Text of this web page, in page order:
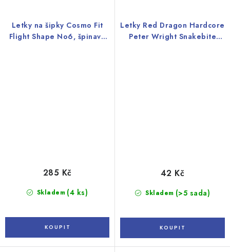
Letky na šipky Cosmo Fit
Flight Shape No6, špinavě
Skladem (4 ks)
285 Kč
Letky Red Dragon Hardcore
Peter Wright Snakebite
Skladem (>5 sada)
42 Kč